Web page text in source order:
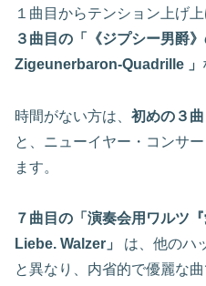
１曲目からテンション上げ上
３曲目の「《ジプシー男爵
Zigeunerbaron-Quadrille 」
時間がない方は、 初めの３
と、ニューイヤー・コンサ
ます。
７曲目の「演奏会用ワルツ
Liebe. Walzer」 は、他のハ
と異なり、内省的で優麗な